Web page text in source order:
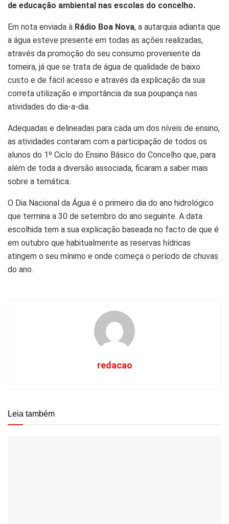
de educação ambiental nas escolas do concelho.
Em nota enviada à Rádio Boa Nova, a autarquia adianta que
a água esteve presente em todas as ações realizadas,
através da promoção do seu consumo proveniente da
torneira, já que se trata de água de qualidade de baixo
custo e de fácil acesso e através da explicação da sua
correta utilização e importância da sua poupança nas
atividades do dia-a-dia.
Adequadas e delineadas para cada um dos níveis de ensino,
as atividades contaram com a participação de todos os
alunos do 1º Ciclo do Ensino Básico do Concelho que, para
além de toda a diversão associada, ficaram a saber mais
sobre a temática.
O Dia Nacional da Água é o primeiro dia do ano hidrológico
que termina a 30 de setembro do ano seguinte. A data
escolhida tem a sua explicação baseada no facto de que é
em outubro que habitualmente as reservas hídricas
atingem o seu mínimo e onde começa o período de chuvas
do ano.
redacao
Leia também